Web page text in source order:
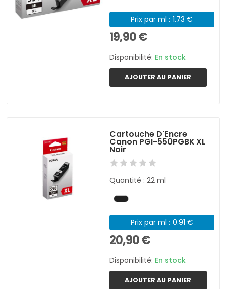
Prix par ml : 1.73 €
19,90 €
Disponibilité: En stock
AJOUTER AU PANIER
Cartouche D'Encre
Canon PGI-550PGBK XL
Noir
Quantité : 22 ml
Prix par ml : 0.91 €
20,90 €
Disponibilité: En stock
AJOUTER AU PANIER